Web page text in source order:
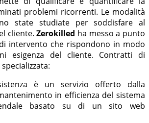
problemi ricorrenti. Le modalità
state studiate per soddisfare al
cliente.Zerokilled ha messo a punto
intervento che rispondono in modo
esigenza del cliente. Contratti di
è un servizio offerto dalla
in efficienza del sistema
basato su di un sito web